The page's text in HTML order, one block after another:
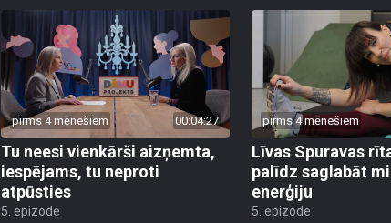
pirms 4 mēnešiem 00:04:27
Tu neesi vienkārši aizņemta,
iespējams, tu neproti
atpūsties
5. epizode
pirms 4 mēnešiem
Līvas Spuravas
palīdz saglabāt
enerģiju
5. epizode